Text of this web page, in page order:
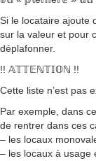
Si le locataire ajoute
sur la valeur et pour
déplafonner.
!! 𝔸𝕋𝕋𝔼ℕ𝕋𝕀𝕆ℕ !!
Cette liste n’est pas
Par exemple, dans
de rentrer dans ces
– les locaux
– les locaux à usage